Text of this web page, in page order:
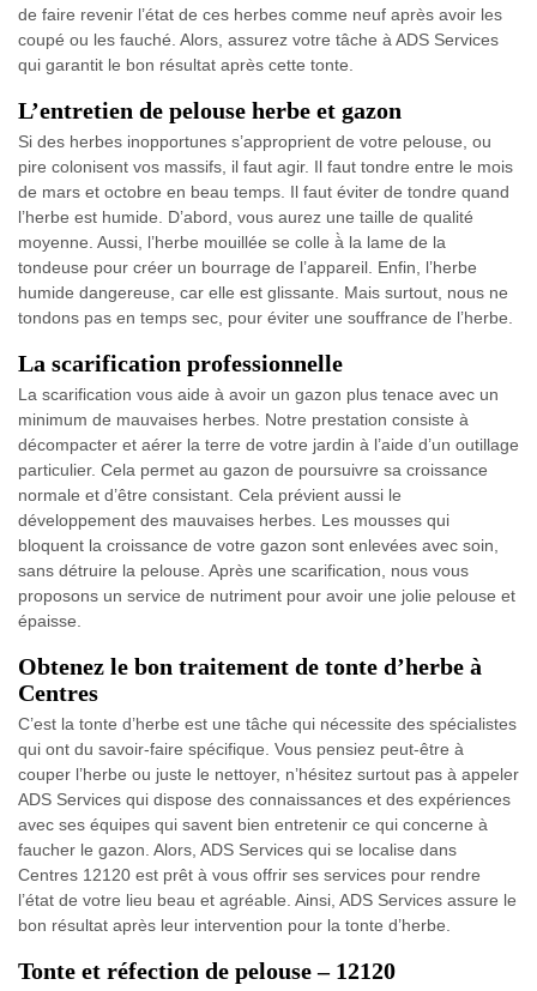
de faire revenir l’état de ces herbes comme neuf après avoir les
coupé ou les fauché. Alors, assurez votre tâche à ADS Services
qui garantit le bon résultat après cette tonte.
L’entretien de pelouse herbe et gazon
Si des herbes inopportunes s’approprient de votre pelouse, ou
pire colonisent vos massifs, il faut agir. Il faut tondre entre le mois
de mars et octobre en beau temps. Il faut éviter de tondre quand
l’herbe est humide. D’abord, vous aurez une taille de qualité
moyenne. Aussi, l’herbe mouillée se colle à̀ la lame de la
tondeuse pour créer un bourrage de l’appareil. Enfin, l’herbe
humide dangereuse, car elle est glissante. Mais surtout, nous ne
tondons pas en temps sec, pour éviter une souffrance de l’herbe.
La scarification professionnelle
La scarification vous aide à avoir un gazon plus tenace avec un
minimum de mauvaises herbes. Notre prestation consiste à
décompacter et aérer la terre de votre jardin à l’aide d’un outillage
particulier. Cela permet au gazon de poursuivre sa croissance
normale et d’être consistant. Cela prévient aussi le
développement des mauvaises herbes. Les mousses qui
bloquent la croissance de votre gazon sont enlevées avec soin,
sans détruire la pelouse. Après une scarification, nous vous
proposons un service de nutriment pour avoir une jolie pelouse et
épaisse.
Obtenez le bon traitement de tonte d’herbe à
Centres
C’est la tonte d’herbe est une tâche qui nécessite des spécialistes
qui ont du savoir-faire spécifique. Vous pensiez peut-être à
couper l’herbe ou juste le nettoyer, n’hésitez surtout pas à appeler
ADS Services qui dispose des connaissances et des expériences
avec ses équipes qui savent bien entretenir ce qui concerne à
faucher le gazon. Alors, ADS Services qui se localise dans
Centres 12120 est prêt à vous offrir ses services pour rendre
l’état de votre lieu beau et agréable. Ainsi, ADS Services assure le
bon résultat après leur intervention pour la tonte d’herbe.
Tonte et réfection de pelouse – 12120